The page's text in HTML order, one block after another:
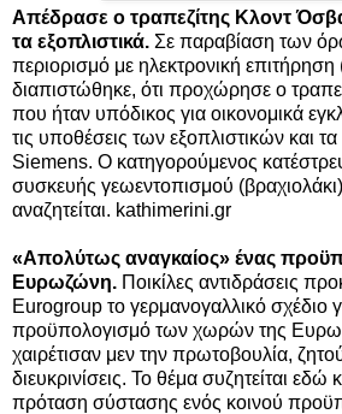
Απέδρασε ο τραπεζίτης Κλοντ
τα εξοπλιστικά. Σε παραβίαση των
περιορισμό με ηλεκτρονική επιτήρηση
διαπιστώθηκε, ότι προχώρησε ο
που ήταν υπόδικος για οικονομικά
τις υποθέσεις των εξοπλιστικών και
Siemens. Ο κατηγορούμενος
συσκευής γεωεντοπισμού
αναζητείται. kathimerini.gr
«Απολύτως αναγκαίος» ένας
Ευρωζώνη. Ποικίλες αντιδράσεις
Eurogroup το γερμανογαλλικό σχέδιο
προϋπολογισμό των χωρών της
χαιρέτισαν μεν την πρωτοβουλία,
διευκρινίσεις. Το θέμα συζητείται
πρόταση σύστασης ενός κοινού